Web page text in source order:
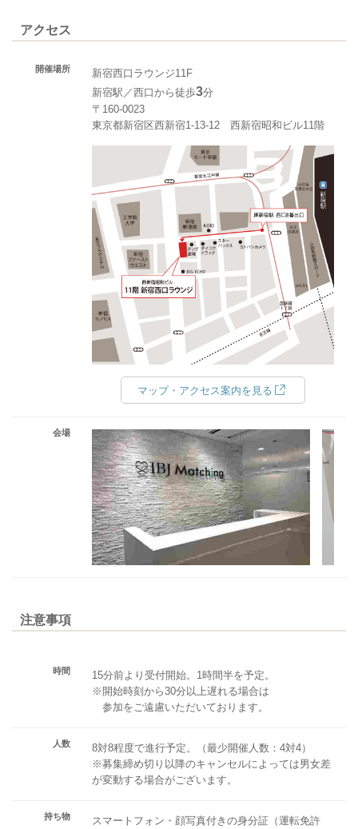
アクセス
開催場所
新宿西口ラウンジ11F
新宿駅／西口から徒歩3分
〒160-0023
東京都新宿区西新宿1-13-12 西新宿昭和ビル11階
マップ・アクセス案内を見る
会場
注意事項
時間
15分前より受付開始。1時間半を予定。
※開始時刻から30分以上遅れる場合は
参加をご遠慮いただいております。
人数
8対8程度で進行予定。（最少開催人数：4対4）
※募集締め切り以降のキャンセルによっては男女差
が変動する場合がございます。
持ち物
スマートフォン・顔写真付きの身分証（運転免許